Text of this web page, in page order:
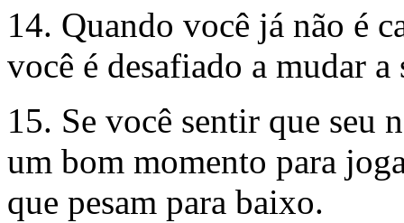
14. Quando você já não é
você é desafiado a mudar a
15. Se você sentir que seu
um bom momento para
que pesam para baixo.